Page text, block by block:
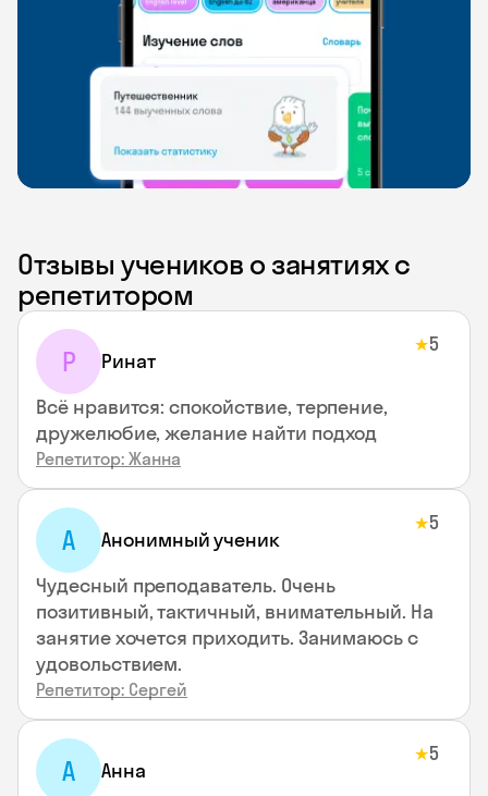
Отзывы учеников о занятиях с
репетитором
Р Ринат
★5
Всё нравится: спокойствие, терпение,
дружелюбие, желание найти подход
Репетитор: Жанна
А Анонимный ученик
★5
Чудесный преподаватель. Очень
позитивный, тактичный, внимательный. На
занятие хочется приходить. Занимаюсь с
удовольствием.
Репетитор: Сергей
А Анна
★5